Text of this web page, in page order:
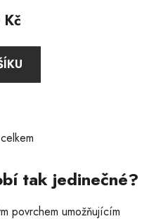
tak jedinečné?
povrchem umožňujícím